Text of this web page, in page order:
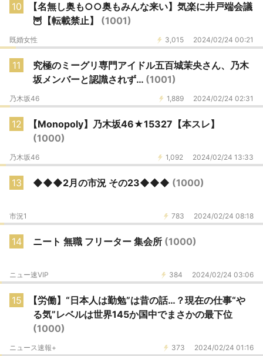
10
【名無し奥も○○奥もみんな来い】気楽に井戸端会議
🦉【転載禁止】 (1001)
3,015 2024/02/24 00:21
既婚女性
11
究極のミーグリ専門アイドル五百城茉央さん、乃木
坂メンバーと認識されず… (1001)
1,889 2024/02/24 02:31
乃木坂46
12
【Monopoly】乃木坂46★15327【本スレ】
(1000)
1,092 2024/02/24 13:33
乃木坂46
13 ◆◆◆2月の市況 その23◆◆◆ (1000)
783 2024/02/24 08:18
市況1
14 ニート 無職 フリーター 集会所 (1000)
384 2024/02/24 03:06
ニュー速VIP
15
【労働】“日本人は勤勉”は昔の話…？現在の仕事“や
る気”レベルは世界145か国中でまさかの最下位
(1000)
373 2024/02/24 01:16
ニュース速報+